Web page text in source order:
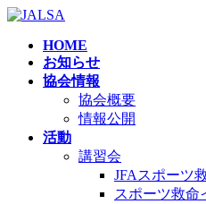
コ
ナ
HOME
お知らせ
協会情報
協会概要
情報公開
活動
講習会
JFAスポーツ
スポーツ救命